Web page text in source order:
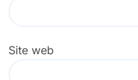
Site web